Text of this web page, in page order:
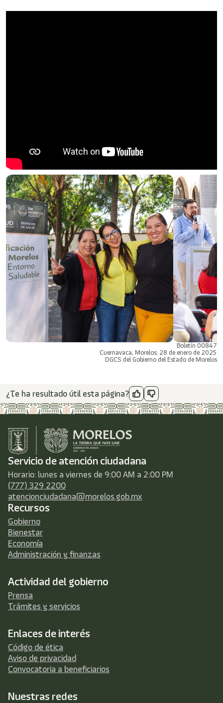
Boletín 00847
Cuernavaca, Morelos; 28 de enero de 2025
DGCS del Gobierno del Estado de Morelos
¿Te ha resultado útil esta página?
Servicio de atención ciudadana
Horario: lunes a viernes de 9:00 AM a 2:00 PM
(777) 329 2200
atencionciudadana@morelos.gob.mx
Recursos
Gobierno
Bienestar
Economía
Administración y finanzas
Actividad del gobierno
Prensa
Trámites y servicios
Enlaces de interés
Código de ética
Aviso de privacidad
Convocatoria a beneficiarios
Nuestras redes